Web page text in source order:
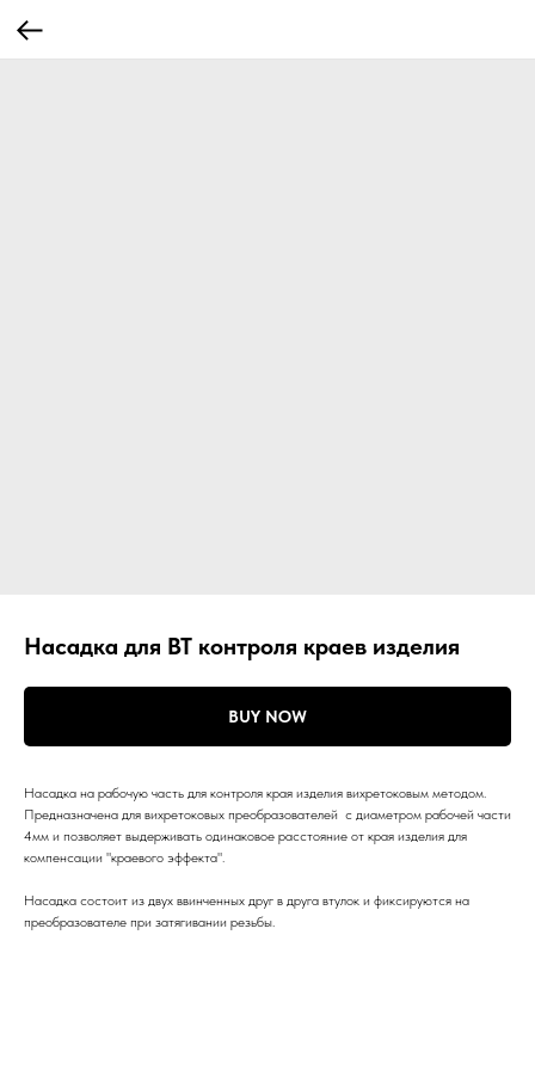
Насадка для ВТ контроля краев изделия
BUY NOW
Насадка на рабочую часть для контроля края изделия вихретоковым методом.
Предназначена для вихретоковых преобразователей с диаметром рабочей части
4мм и позволяет выдерживать одинаковое расстояние от края изделия для
компенсации "краевого эффекта".
Насадка состоит из двух ввинченных друг в друга втулок и фиксируются на
преобразователе при затягивании резьбы.